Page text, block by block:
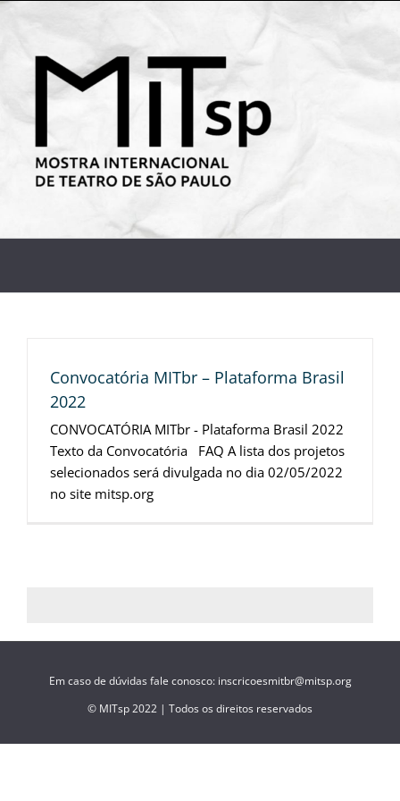
Convocatória MITbr – Plataforma Brasil
2022
CONVOCATÓRIA MITbr - Plataforma Brasil 2022
Texto da Convocatória FAQ A lista dos projetos
selecionados será divulgada no dia 02/05/2022
no site mitsp.org
Em caso de dúvidas fale conosco: inscricoesmitbr@mitsp.org
© MITsp 2022 | Todos os direitos reservados